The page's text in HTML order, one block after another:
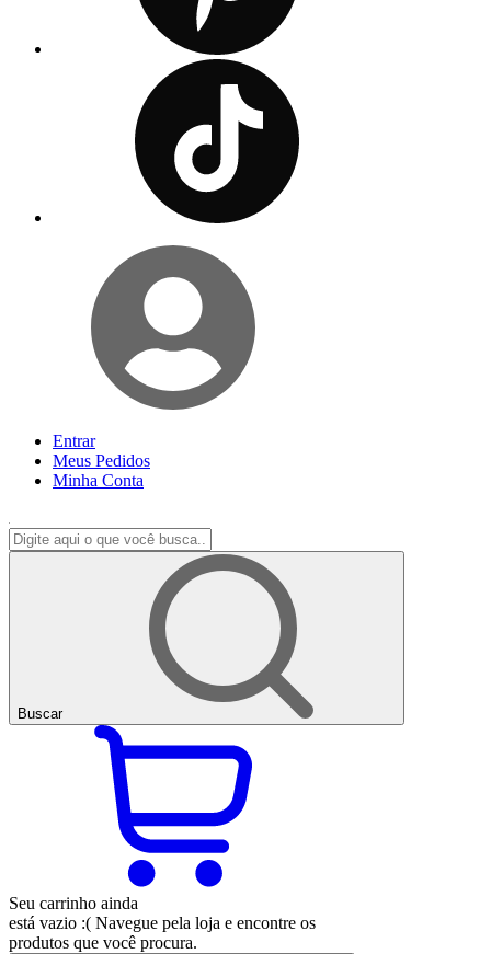
Entrar
Meus Pedidos
Minha Conta
Buscar
Seu carrinho ainda
está vazio :( Navegue pela loja e encontre os
produtos que você procura.